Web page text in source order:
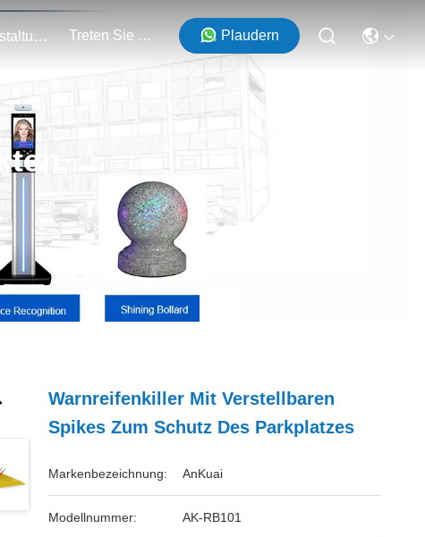
Veranstaltungen Treten Sie Mit Uns In Verbindung Plaudern
Warnreifenkiller Mit Verstellbaren
Spikes Zum Schutz Des Parkplatzes
Markenbezeichnung: AnKuai
Modellnummer: AK-RB101